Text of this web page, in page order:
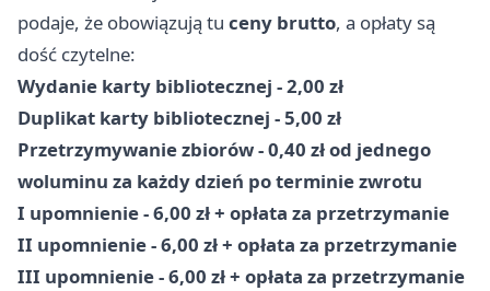
podaje, że obowiązują tu ceny brutto, a opłaty są
dość czytelne:
Wydanie karty bibliotecznej - 2,00 zł
Duplikat karty bibliotecznej - 5,00 zł
Przetrzymywanie zbiorów - 0,40 zł od jednego
woluminu za każdy dzień po terminie zwrotu
I upomnienie - 6,00 zł + opłata za przetrzymanie
II upomnienie - 6,00 zł + opłata za przetrzymanie
III upomnienie - 6,00 zł + opłata za przetrzymanie